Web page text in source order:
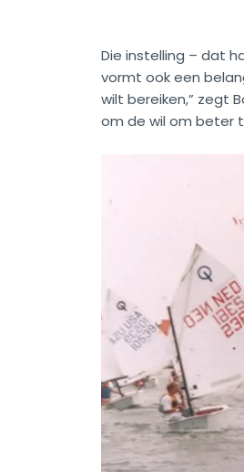
Die instelling – dat
vormt ook een
wilt bereiken,” zegt
om de wil om beter